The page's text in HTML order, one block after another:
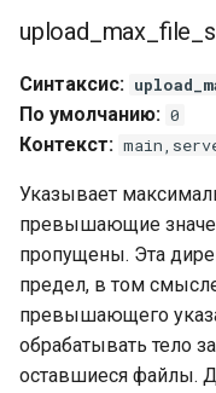
Синтаксис:
По умолчанию: 0
Контекст:
Указывает
превышающие
пропущены. Эта
предел, в том
превышающего
обрабатывать тело
оставшиеся файлы.